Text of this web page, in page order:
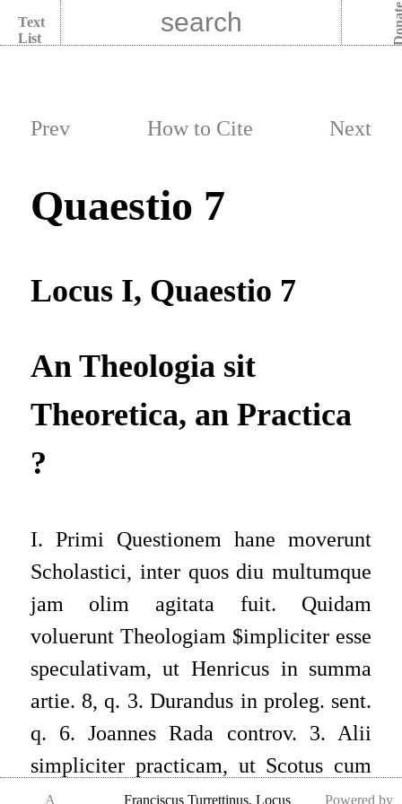
Text
List
Prev How to Cite Next
Quaestio 7
Locus I, Quaestio 7
An Theologia sit
Theoretica, an Practica
?
I. Primi Questionem hane moverunt
Scholastici, inter quos diu multumque
jam olim agitata fuit. Quidam
voluerunt Theologiam $impliciter esse
speculativam, ut Henricus in summa
artie. 8, q. 3. Durandus in proleg. sent.
q. 6. Joannes Rada controv. 3. Alii
simpliciter practicam, ut Scotus cum
suis. Alii nec Theoreticam, nec
A Franciscus Turrettinus,Locus Powered by